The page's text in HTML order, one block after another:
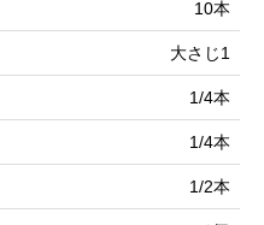
10本
大さじ1
1/4本
1/4本
1/2本